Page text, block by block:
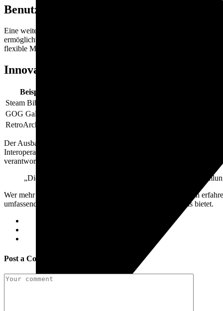
Benutzerfreundlichkeit und
Eine weiterentwickelte Nutzererfahrung beinhaltet personalisierte
ermöglicht zudem den Austausch zwischen Nutzern und fördert die
flexible Management-Tools.
Innovative Beispiele und zukünftige
Beispiel
Steam Bibliothek
GOG Galaxy
RetroArch
Der Ausbau digitaler Spielbibliotheken ist von vielfältigen
Interoperabilität zwischen verschiedenen Systemen und die
verantwortungsvoll und visionär in bestehende Strukturen zu
„Die kontinuierliche Weiterentwicklung digitaler
Wer mehr über die neuesten Entwicklungen in diesem Bereich
umfassenden Überblick über die aktuellen Trends und Tools bietet.
Post a Comment